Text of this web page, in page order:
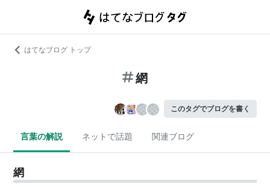
はてなブログ トップ
網
このタグでブログを書く
言葉の解説 ネットで話題 関連ブログ
網